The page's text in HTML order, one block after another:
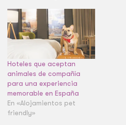
Hoteles que aceptan
animales de compañía
para una experiencia
memorable en España
En «Alojamientos pet
friendly»